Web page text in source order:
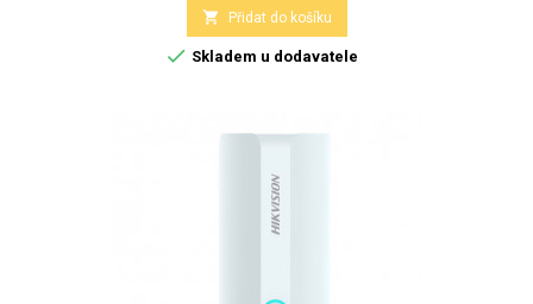
 Přidat do košíku
 Skladem u dodavatele